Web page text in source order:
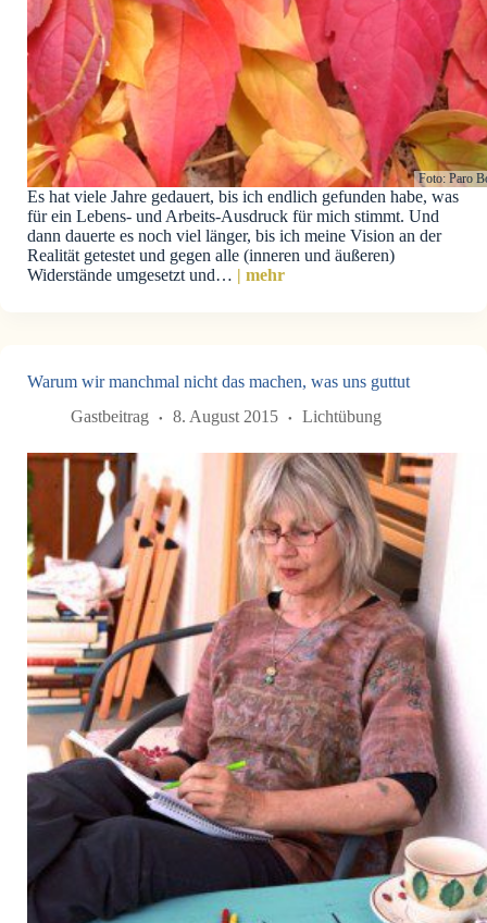
Foto: Paro
Es hat viele Jahre gedauert, bis ich endlich gefunden habe, was
für ein Lebens- und Arbeits-Ausdruck für mich stimmt. Und
dann dauerte es noch viel länger, bis ich meine Vision an der
Realität getestet und gegen alle (inneren und äußeren)
Widerstände umgesetzt und… | mehr
Warum wir manchmal nicht das machen, was uns guttut
Gastbeitrag
8. August 2015 Lichtübung